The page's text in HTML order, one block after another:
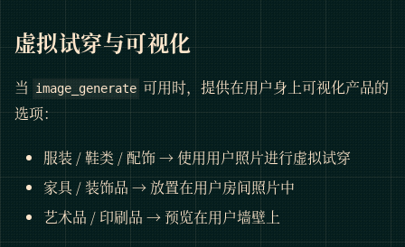
虚拟试穿与可视化
当 image_generate 可用时，提供在用户身上可视化产品的
选项：
服装 / 鞋类 / 配饰 → 使用用户照片进行虚拟试穿
家具 / 装饰品 → 放置在用户房间照片中
艺术品 / 印刷品 → 预览在用户墙壁上